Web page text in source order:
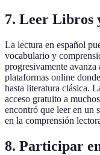
7. Leer Libros
La lectura en español
vocabulario y
progresivamente avanza
plataformas online
hasta literatura clásica.
acceso gratuito a
encontró que leer en un
en la comprensión
8. Participar